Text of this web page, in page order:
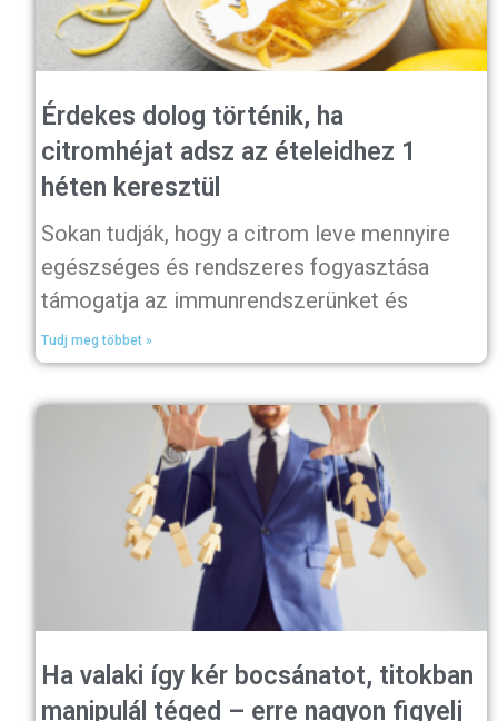
Érdekes dolog történik, ha
citromhéjat adsz az ételeidhez 1
héten keresztül
Sokan tudják, hogy a citrom leve mennyire
egészséges és rendszeres fogyasztása
támogatja az immunrendszerünket és
Tudj meg többet »
Ha valaki így kér bocsánatot, titokban
manipulál téged – erre nagyon figyelj